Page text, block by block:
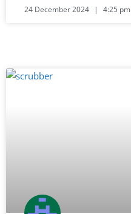
24 December 2024 4:25 pm